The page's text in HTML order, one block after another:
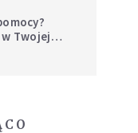
Twojej